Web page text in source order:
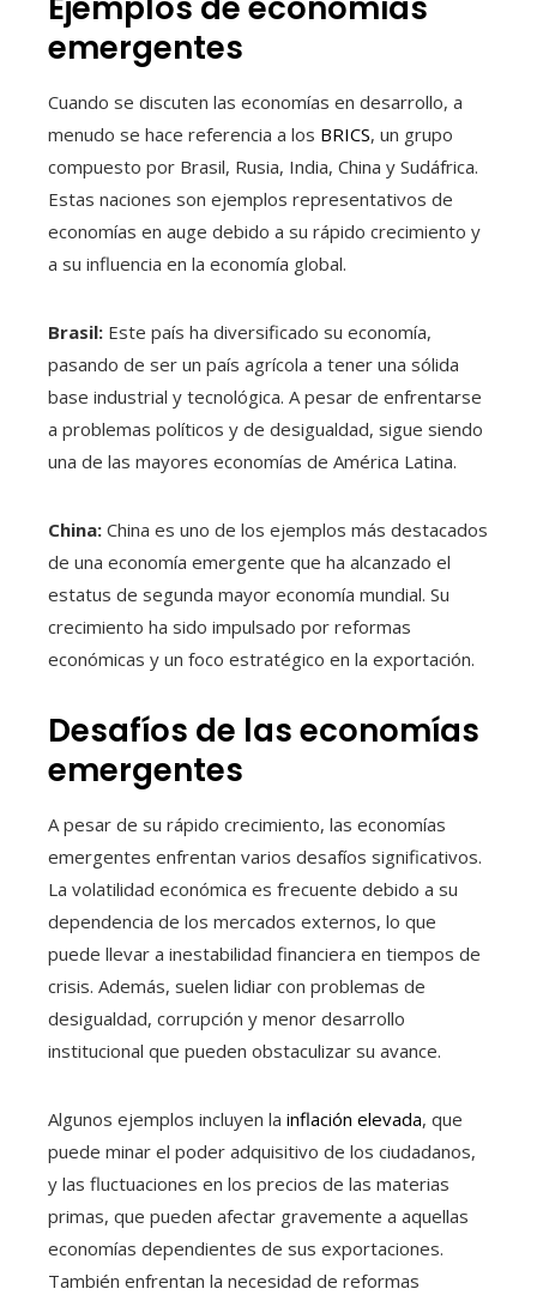
emergentes
Cuando se discuten las economías en desarrollo, a
menudo se hace referencia a los BRICS, un grupo
compuesto por Brasil, Rusia, India, China y Sudáfrica.
Estas naciones son ejemplos representativos de
economías en auge debido a su rápido crecimiento y
a su influencia en la economía global.
Brasil: Este país ha diversificado su economía,
pasando de ser un país agrícola a tener una sólida
base industrial y tecnológica. A pesar de enfrentarse
a problemas políticos y de desigualdad, sigue siendo
una de las mayores economías de América Latina.
China: China es uno de los ejemplos más destacados
de una economía emergente que ha alcanzado el
estatus de segunda mayor economía mundial. Su
crecimiento ha sido impulsado por reformas
económicas y un foco estratégico en la exportación.
Desafíos de las economías
emergentes
A pesar de su rápido crecimiento, las economías
emergentes enfrentan varios desafíos significativos.
La volatilidad económica es frecuente debido a su
dependencia de los mercados externos, lo que
puede llevar a inestabilidad financiera en tiempos de
crisis. Además, suelen lidiar con problemas de
desigualdad, corrupción y menor desarrollo
institucional que pueden obstaculizar su avance.
Algunos ejemplos incluyen la inflación elevada, que
puede minar el poder adquisitivo de los ciudadanos,
y las fluctuaciones en los precios de las materias
primas, que pueden afectar gravemente a aquellas
economías dependientes de sus exportaciones.
También enfrentan la necesidad de reformas